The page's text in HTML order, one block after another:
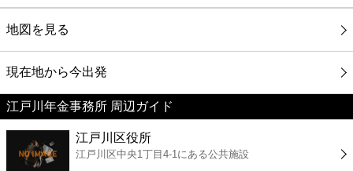
グルメ
映画
美容
コンビニ
地図を見る
現在地から今出発
江戸川年金事務所 周辺ガイド
江戸川区役所
江戸川区中央1丁目4-1にある公共施設